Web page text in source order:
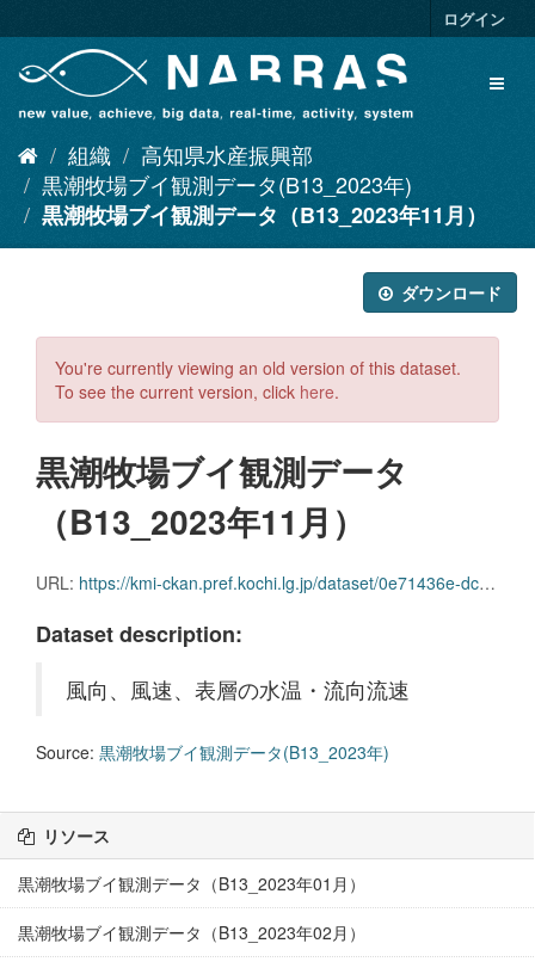
キ
ログイン
組織
高知県水産振興部
黒潮牧場ブイ観測データ(B13_2023年)
黒潮牧場ブイ観測データ（B13_2023年11月）
ダウンロード
You're currently viewing an old version of this dataset.
To see the current version, click here.
黒潮牧場ブイ観測データ
（B13_2023年11月）
URL: https://kmi-ckan.pref.kochi.lg.jp/dataset/0e71436e-dcc7-4e62-81b1-3bc153dc0c2a/resource/d6ffa0b4-4969-436e-bb9d-3552d9449e2a/download/kuroshiobokujoubuikansokudatab13_2023nen11.csv
Dataset description:
風向、風速、表層の水温・流向流速
Source: 黒潮牧場ブイ観測データ(B13_2023年)
リソース
黒潮牧場ブイ観測データ（B13_2023年01月）
黒潮牧場ブイ観測データ（B13_2023年02月）